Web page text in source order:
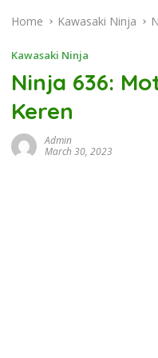
Home Kawasaki Ninja
Kawasaki Ninja
Ninja 636:
Keren
Admin
March 30, 2023